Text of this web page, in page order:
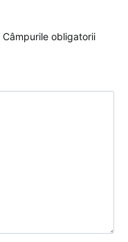
Câmpurile obligatorii